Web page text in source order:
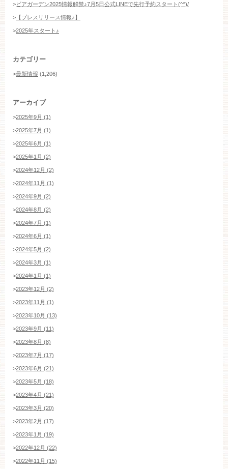
>ビアガーデン2025情報解禁♪7月5日公式LINEで先行予約スタート(^^)/
> 【プレスリリース情報♪】
>2025年スタート♪
カテゴリー
>最新情報 (1,206)
アーカイブ
>2025年9月 (1)
>2025年7月 (1)
>2025年6月 (1)
>2025年1月 (2)
>2024年12月 (2)
>2024年11月 (1)
>2024年9月 (2)
>2024年8月 (2)
>2024年7月 (1)
>2024年6月 (1)
>2024年5月 (2)
>2024年3月 (1)
>2024年1月 (1)
>2023年12月 (2)
>2023年11月 (1)
>2023年10月 (13)
>2023年9月 (11)
>2023年8月 (8)
>2023年7月 (17)
>2023年6月 (21)
>2023年5月 (18)
>2023年4月 (21)
>2023年3月 (20)
>2023年2月 (17)
>2023年1月 (19)
>2022年12月 (22)
>2022年11月 (15)